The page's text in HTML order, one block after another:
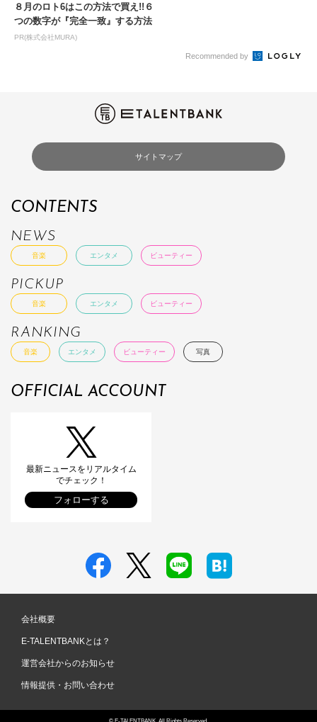
８月のロト6はこの方法で買え!!６
つの数字が『完全一致』する方法
PR(株式会社MURA)
Recommended by
サイトマップ
CONTENTS
NEWS
音楽 エンタメ ビューティー
PICKUP
音楽 エンタメ ビューティー
RANKING
音楽 エンタメ ビューティー 写真
OFFICIAL ACCOUNT
最新ニュースをリアルタイム
でチェック！
フォローする
会社概要
E-TALENTBANKとは？
運営会社からのお知らせ
情報提供・お問い合わせ